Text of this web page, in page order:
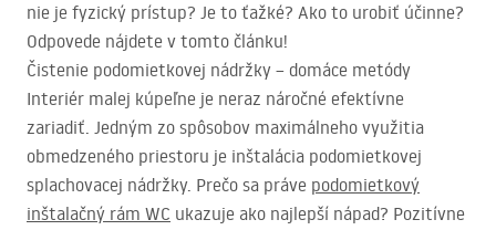
nie je fyzický prístup? Je to ťažké? Ako to urobiť účinne?
Odpovede nájdete v tomto článku!
Čistenie podomietkovej nádržky – domáce metódy
Interiér malej kúpeľne je neraz náročné efektívne
zariadiť. Jedným zo spôsobov maximálneho využitia
obmedzeného priestoru je inštalácia podomietkovej
splachovacej nádržky. Prečo sa práve podomietkový
inštalačný rám WC ukazuje ako najlepší nápad? Pozitívne